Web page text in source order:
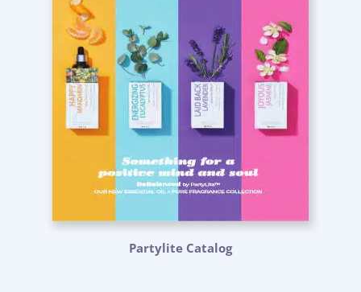
Partylite Catalog